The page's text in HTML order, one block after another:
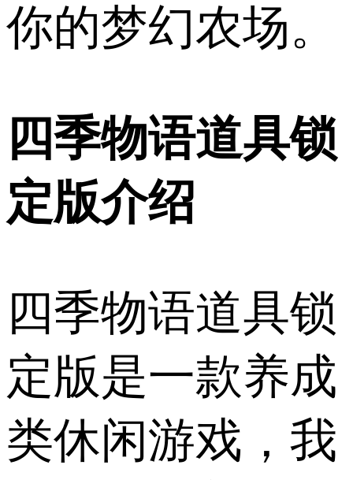
你的梦幻农场。
四季物语道具锁
定版介绍
四季物语道具锁
定版是一款养成
类休闲游戏，我